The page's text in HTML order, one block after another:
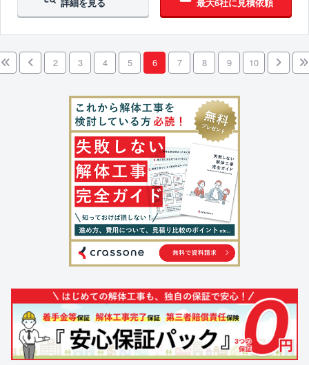
詳細を見る 最大6社に見積依頼
2 3 4 5 6 7 8 9 10